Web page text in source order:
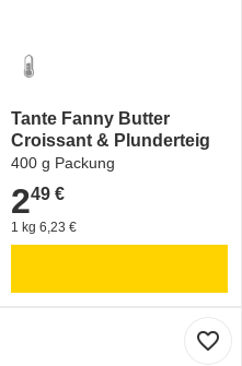
Tante Fanny Butter
Croissant & Plunderteig
400 g Packung
2,49 €
249 €
1 kg 6,23 €
favorite_border